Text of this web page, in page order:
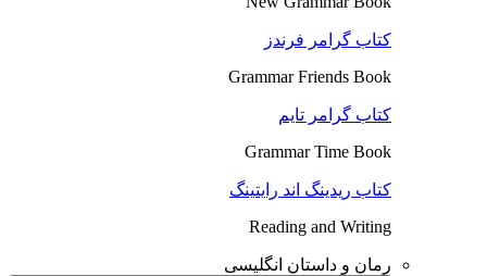
کتاب گرامر فرندز
Grammar Friends Book
کتاب گرامر تایم
Grammar Time Book
کتاب ریدینگ اند رایتینگ
Reading and Writing
رمان و داستان انگلیسی